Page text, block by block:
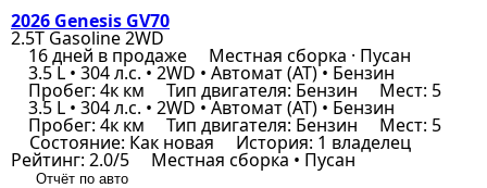
2026 Genesis GV70
2.5T Gasoline 2WD
16 дней в продаже Местная сборка · Пусан
3.5 L • 304 л.с. • 2WD • Автомат (AT) • Бензин
Пробег: 4к км Тип двигателя: Бензин Мест: 5
3.5 L • 304 л.с. • 2WD • Автомат (AT) • Бензин
Пробег: 4к км Тип двигателя: Бензин Мест: 5
Состояние: Как новая История: 1 владелец
Рейтинг: 2.0/5 Местная сборка • Пусан
Отчёт по авто